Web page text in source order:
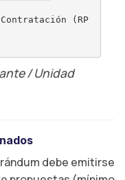
(RP
/ Unidad
debe emitirse